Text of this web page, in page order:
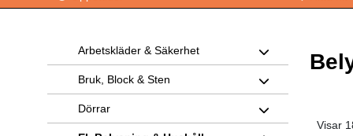
Arbetskläder & Säkerhet
Bruk, Block & Sten
Dörrar
Visar